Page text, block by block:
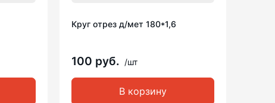
Круг отрез д/мет 180*1,6
100 руб. /шт
В корзину